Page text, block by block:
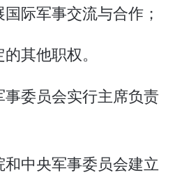
国际军事交流与合作；
其他职权。
委员会实行主席负责
中央军事委员会建立